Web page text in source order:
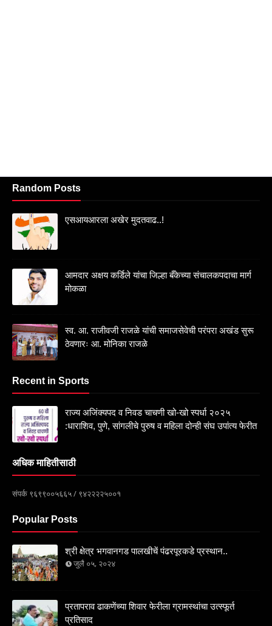
Random Posts
एसआयआरला अखेर मुदतवाढ..!
आमदार अक्षय कर्डिले यांचा जिल्हा बँकेच्या संचालकपदाचा मार्ग
मोकळा
स्व. आ. राजीवजी राजळे यांची समाजसेवेची परंपरा अखंड सुरू
ठेवणारः आ. मोनिका राजळे
Recent in Sports
राज्य अजिंक्यपद व निवड चाचणी खो-खो स्पर्धा २०२५
:धाराशिव, पुणे, सांगलीचे पुरुष व महिला दोन्ही संघ उपांत्य फेरीत
अधिक माहितीसाठी
संपर्क ९६९९००५६६५ / ९४२२२२५००१
Popular Posts
श्री क्षेत्र भगवानगड पालखीचें पंढरपूरकडे प्रस्थान..
जुलै ०५, २०२४
प्रतापराव ढाकणेंच्या शिवार फेरीला ग्रामस्थांचा उत्स्फूर्त
प्रतिसाद